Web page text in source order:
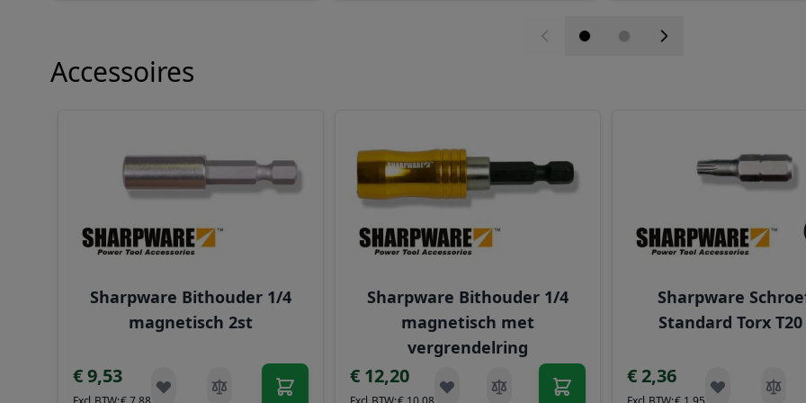
Accessoires
Sharpware Bithouder 1/4
magnetisch 2st
€ 9,53
Sharpware Bithouder 1/4
magnetisch met
vergrendelring
€ 12,20
Sharpware
Standard Torx
€ 2,36